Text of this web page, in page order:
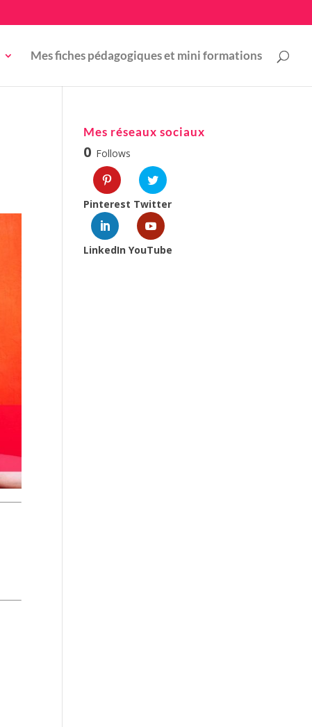
Mes fiches pédagogiques et mini formations
Mes réseaux sociaux
0 Follows
Pinterest Twitter
LinkedIn YouTube